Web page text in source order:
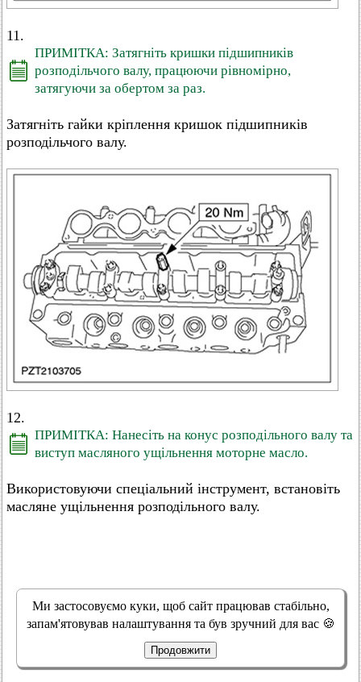
11.
ПРИМІТКА: Затягніть кришки підшипників
розподільчого валу, працюючи рівномірно,
затягуючи за обертом за раз.
Затягніть гайки кріплення кришок підшипників
розподільчого валу.
12.
ПРИМІТКА: Нанесіть на конус розподільного валу та
виступ масляного ущільнення моторне масло.
Використовуючи спеціальний інструмент, встановіть
масляне ущільнення розподільного валу.
Ми застосовуємо куки, щоб сайт працював стабільно,
запам'ятовував налаштування та був зручний для вас 🍪
Продовжити